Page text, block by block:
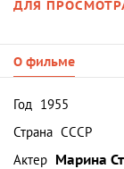
ДЛЯ
О фильме
Год 1955
Страна СССР
Актер Марина